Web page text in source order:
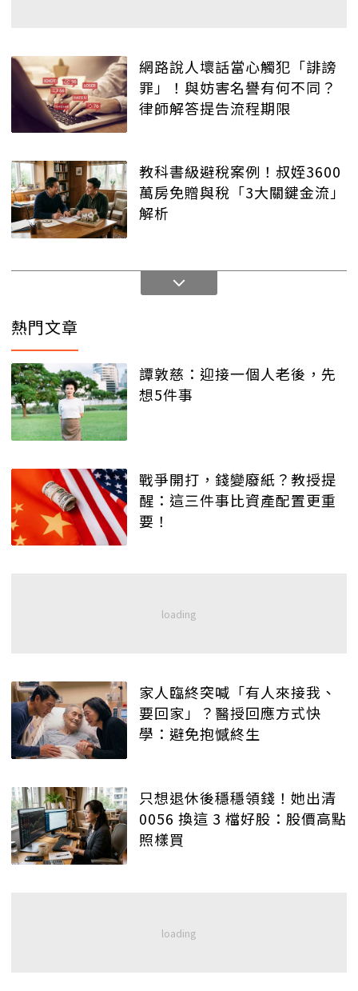
網路說人壞話當心觸犯「誹謗
罪」！與妨害名譽有何不同？
律師解答提告流程期限
教科書級避稅案例！叔姪3600
萬房免贈與稅「3大關鍵金流」
解析
熱門文章
譚敦慈：迎接一個人老後，先
想5件事
戰爭開打，錢變廢紙？教授提
醒：這三件事比資產配置更重
要！
家人臨終突喊「有人來接我、
要回家」？醫授回應方式快
學：避免抱憾終生
只想退休後穩穩領錢！她出清
0056 換這 3 檔好股：股價高點
照樣買